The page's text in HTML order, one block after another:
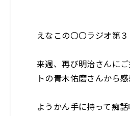
えなこの〇〇ラジオ第
来週、再び明治さんに
トの青木佑磨さんから
ようかん手に持って痴